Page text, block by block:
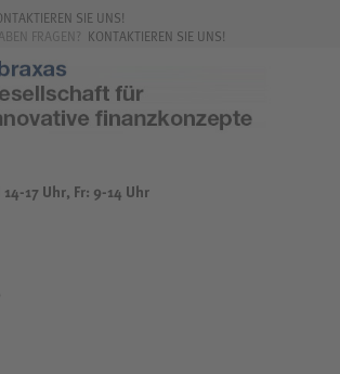
SIE UNS!
FRAGEN? KONTAKTIEREN SIE UNS!
17 Uhr, Fr: 9-14 Uhr